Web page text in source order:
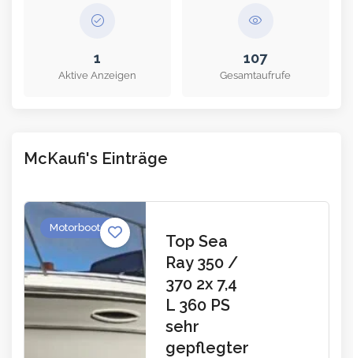
McKaufi's Einträge
Motorboote
Top Sea
Ray 350 /
370 2x 7,4
L 360 PS
sehr
gepflegter